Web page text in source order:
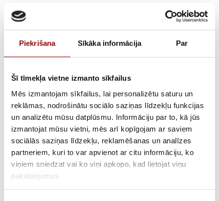
Piekrišana Sīkāka informācija Par
Šī tīmekļa vietne izmanto sīkfailus
Mēs izmantojam sīkfailus, lai personalizētu saturu un
reklāmas, nodrošinātu sociālo saziņas līdzekļu funkcijas
un analizētu mūsu datplūsmu. Informāciju par to, kā jūs
izmantojat mūsu vietni, mēs arī kopīgojam ar saviem
sociālās saziņas līdzekļu, reklamēšanas un analīzes
partneriem, kuri to var apvienot ar citu informāciju, ko
viņiem sniedzat vai ko viņi apkopo, kad lietojat viņu
pakalpojumus.
ar PVN
ARTIKULS
PIEGĀDES LAIKS, JA PRECE NAV
NOLIKTAVĀ RĪGĀ
APRAKSTS
Tīra ūdens sūknis ar HONDA motoru.